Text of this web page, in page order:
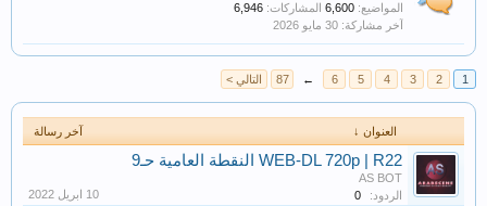
المواضيع: 6,600 المشاركات: 6,946
1
2
3
4
5
6
←
87 التالي >
العنوان ↓ آخر رسالة
WEB-DL 720p | R22 النقطة العامية حـ9
AS BOT
الردود:
0